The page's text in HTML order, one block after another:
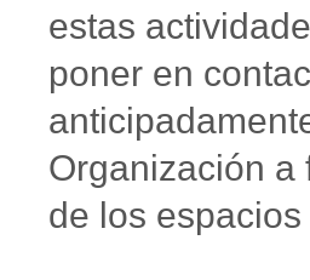
estas
poner en
Organización a
de los